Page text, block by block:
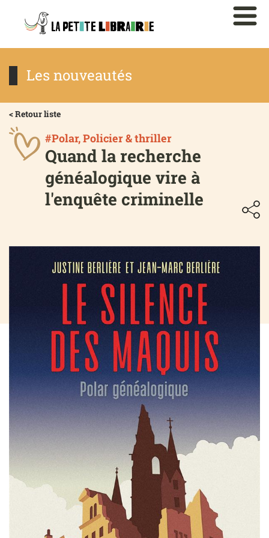
Les nouveautés
< Retour liste
#Polar, Policier & thriller
Quand la recherche
généalogique vire à
l'enquête criminelle